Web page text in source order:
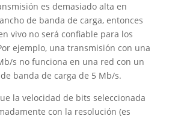
es demasiado alta en
de banda de carga, entonces
vivo no será confiable para los
ejemplo, una transmisión con una
s no funciona en una red con un
banda de carga de 5 Mb/s.
la velocidad de bits seleccionada
con la resolución (es